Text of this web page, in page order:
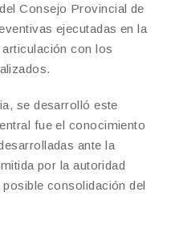
Consejo Provincial de
ejecutadas en la
con los
se desarrolló este
fue el conocimiento
ante la
por la autoridad
consolidación del